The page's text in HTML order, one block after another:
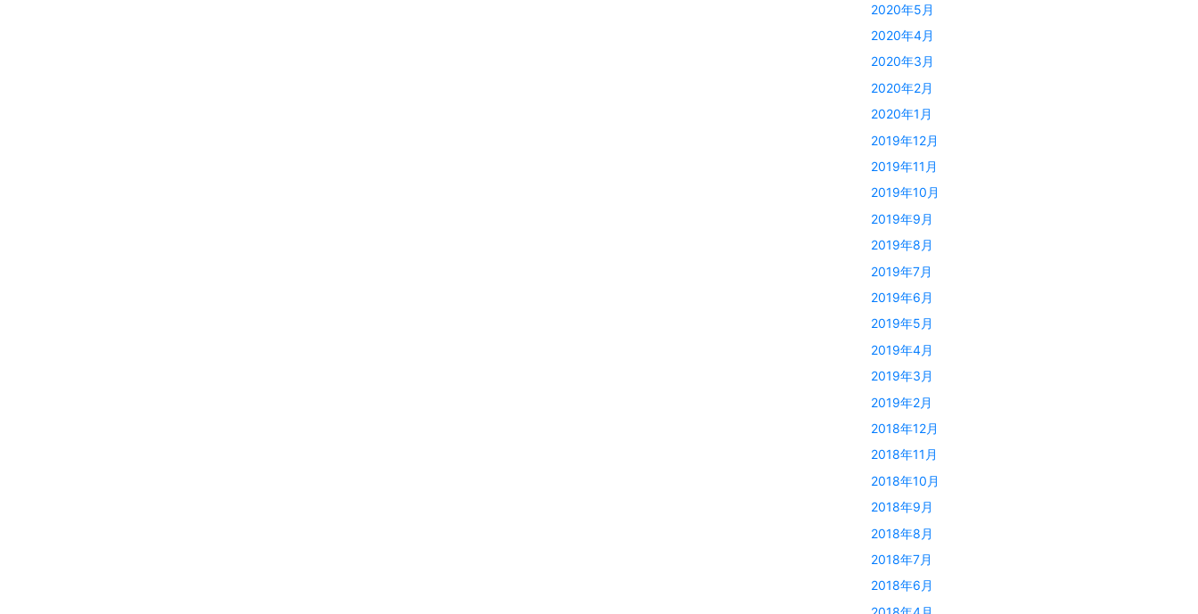
2020年5月
2020年4月
2020年3月
2020年2月
2020年1月
2019年12月
2019年11月
2019年10月
2019年9月
2019年8月
2019年7月
2019年6月
2019年5月
2019年4月
2019年3月
2019年2月
2018年12月
2018年11月
2018年10月
2018年9月
2018年8月
2018年7月
2018年6月